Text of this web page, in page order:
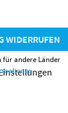
WIDERRUFEN
für andere Länder